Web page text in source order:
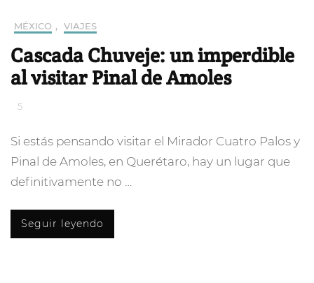
MÉXICO , VIAJES
Cascada Chuveje: un imperdible
al visitar Pinal de Amoles
5
Si estás pensando visitar el Mirador Cuatro Palos y
Pinal de Amoles, en Querétaro, hay un lugar que
definitivamente no …
Seguir leyendo